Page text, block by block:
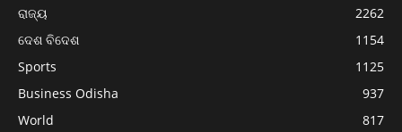
ରାଜ୍ୟ
2262
ଦେଶ ବିଦେଶ
1154
Sports
1125
Business Odisha
937
World
817